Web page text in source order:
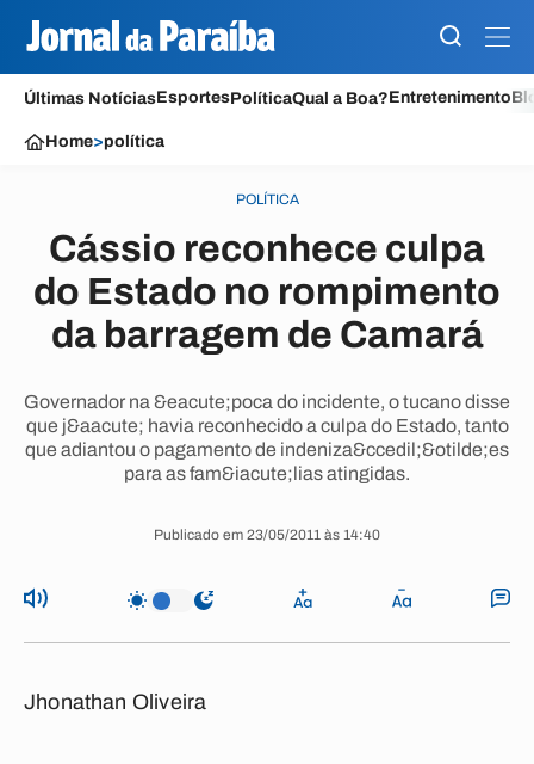
Últimas NotíciasEsportesPolíticaQual a Boa?Entretenimento
Home>política
POLÍTICA
Cássio reconhece culpa
do Estado no rompimento
da barragem de Camará
Governador na &eacute;poca do incidente, o tucano disse
que j&aacute; havia reconhecido a culpa do Estado, tanto
que adiantou o pagamento de indeniza&ccedil;&otilde;es
para as fam&iacute;lias atingidas.
Publicado em 23/05/2011 às 14:40
Jhonathan Oliveira